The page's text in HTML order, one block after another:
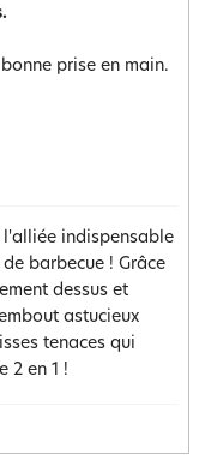
prise en main.
l'alliée indispensable
barbecue ! Grâce
dessus et
astucieux
tenaces qui
2 en 1 !